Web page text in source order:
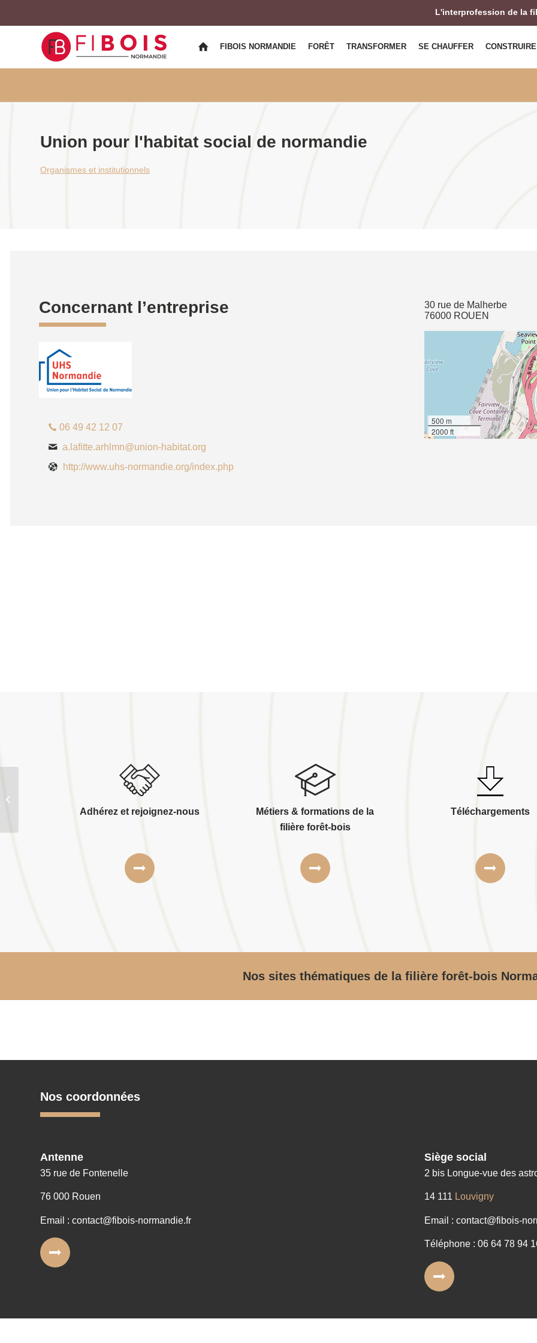
L'interprofession de la
FIBOIS NORMANDIE FORÊT TRANSFORMER SE CHAUFFER
Union pour l'habitat social de normandie
Organismes et institutionnels
Concernant l’entreprise
06 49 42 12 07
a.lafitte.arhlmn@union-habitat.org
http://www.uhs-normandie.org/index.php
30 rue de Malherbe
76000 ROUEN
500 m
2000 ft
Adhérez et rejoignez-nous
Métiers & formations de la
filière forêt-bois
Téléchargements
Nos sites thématiques de la filière forêt-bois
Nos coordonnées
Antenne
35 rue de Fontenelle
76 000 Rouen
Email : contact@fibois-normandie.fr
Siège social
2 bis Longue-vue des
14 111 Louvigny
Email : contact@fibois-
Téléphone : 06 64 78 94